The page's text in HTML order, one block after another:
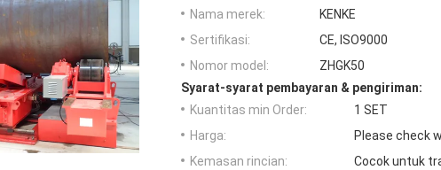
Nama merek:
KENKE
Sertifikasi:
CE, ISO9000
Nomor model:
ZHGK50
Syarat-syarat pembayaran & pengiriman:
Kuantitas min Order:
1 SET
Harga:
Please check
Kemasan rincian:
Cocok untuk